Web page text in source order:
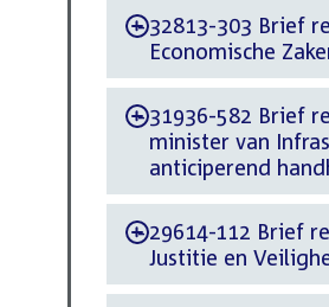
-32813-303 Brief
Economische
-31936-582 Brief
minister van
anticiperend
-29614-112 Brief
Justitie en